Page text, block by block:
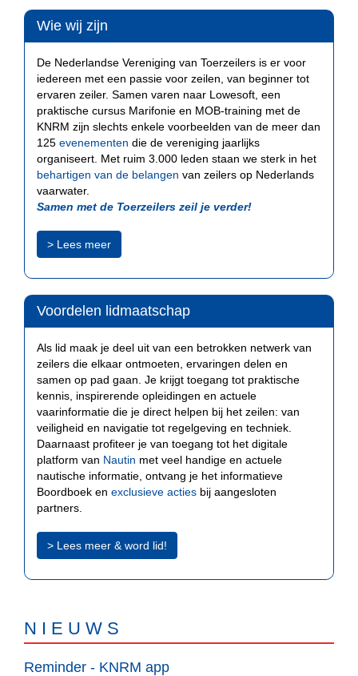
Wie wij zijn
De Nederlandse Vereniging van Toerzeilers is er voor
iedereen met een passie voor zeilen, van beginner tot
ervaren zeiler. Samen varen naar Lowesoft, een
praktische cursus Marifonie en MOB-training met de
KNRM zijn slechts enkele voorbeelden van de meer dan
125 evenementen die de vereniging jaarlijks
organiseert. Met ruim 3.000 leden staan we sterk in het
behartigen van de belangen van zeilers op Nederlands
vaarwater.
Samen met de Toerzeilers zeil je verder!
> Lees meer
Voordelen lidmaatschap
Als lid maak je deel uit van een betrokken netwerk van
zeilers die elkaar ontmoeten, ervaringen delen en
samen op pad gaan. Je krijgt toegang tot praktische
kennis, inspirerende opleidingen en actuele
vaarinformatie die je direct helpen bij het zeilen: van
veiligheid en navigatie tot regelgeving en techniek.
Daarnaast profiteer je van toegang tot het digitale
platform van Nautin met veel handige en actuele
nautische informatie, ontvang je het informatieve
Boordboek en exclusieve acties bij aangesloten
partners.
> Lees meer & word lid!
N I E U W S
Reminder - KNRM app